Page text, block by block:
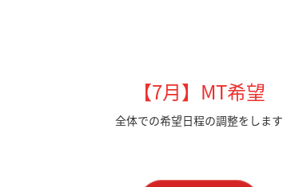
【7月】MT希望
全体での希望日程の調整をします